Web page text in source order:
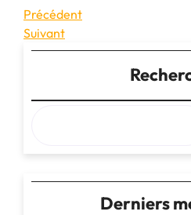
Navigation
de
Article
précédent
Précédent
Article
suivant
Suivant
Derniers